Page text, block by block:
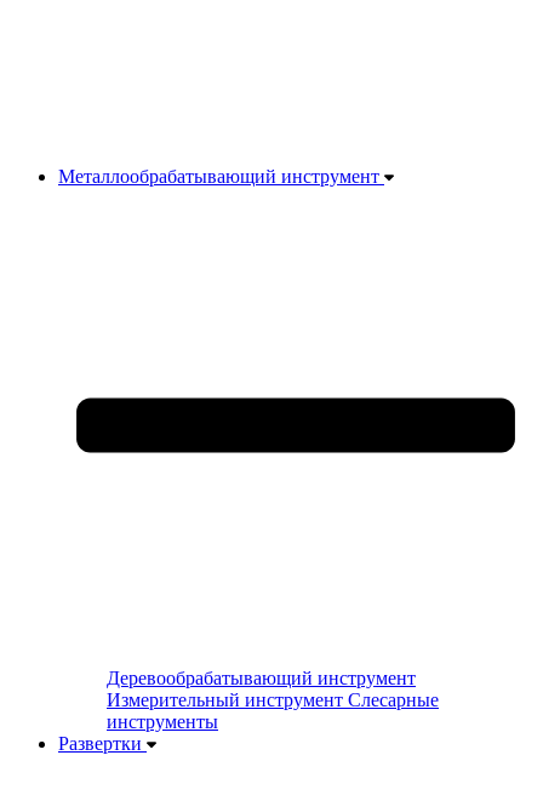
Металлообрабатывающий инструмент
Деревообрабатывающий инструмент
Измерительный инструмент Слесарные
инструменты
Развертки